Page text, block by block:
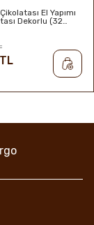
El Yapımı
Dekorlu (32